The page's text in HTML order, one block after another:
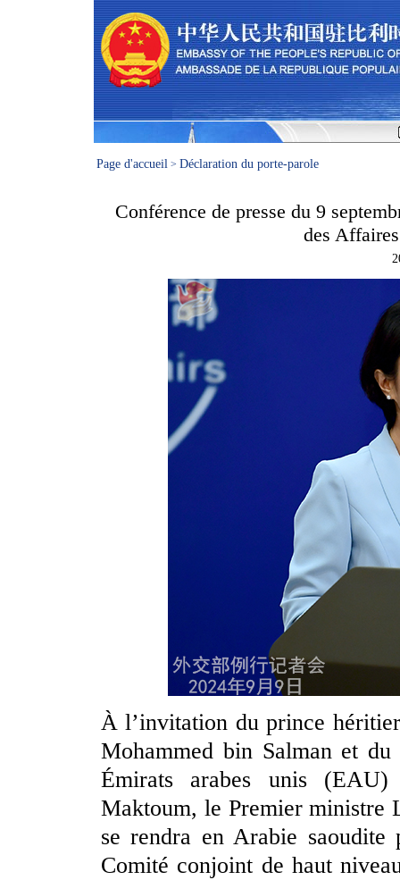
Page d'accueil > Déclaration du porte-parole
Conférence de presse du 9
des
À l’invitation du prince
Mohammed bin Salman et
Émirats arabes unis
Maktoum, le Premier ministre
se rendra en Arabie
Comité conjoint de haut